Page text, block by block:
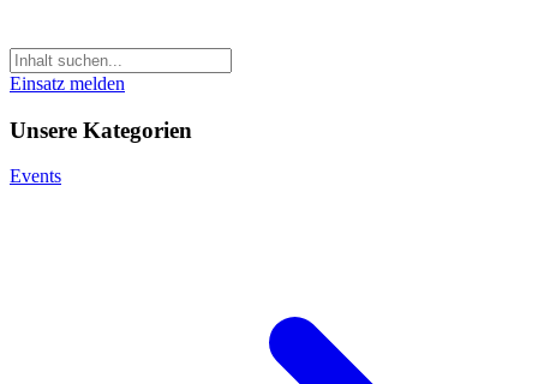
Einsatz melden
Unsere Kategorien
Events